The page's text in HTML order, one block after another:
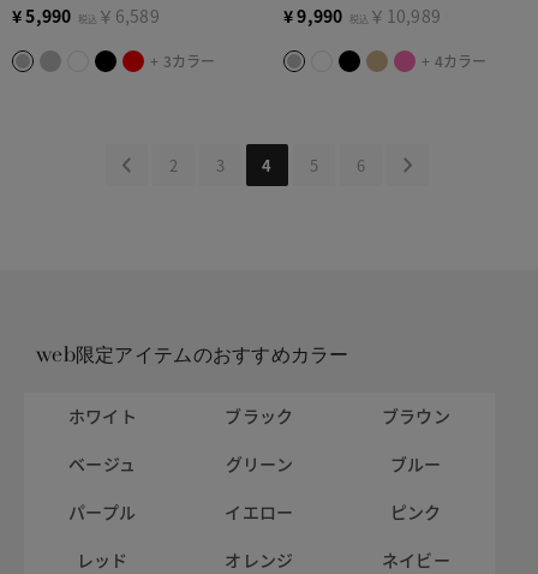
¥5,990 税込 ￥6,589
+ 3カラー
¥9,990 税込 ￥10,989
+ 4カラー
2 3 4 5 6
web限定アイテムのおすすめカラー
ホワイト ブラック
ブラウン
ベージュ
グリーン
ブルー
パープル
イエロー
ピンク
レッド
オレンジ
ネイビー